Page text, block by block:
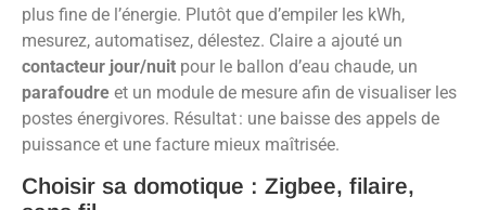
plus fine de l’énergie. Plutôt que d’empiler les kWh,
mesurez, automatisez, délestez. Claire a ajouté un
contacteur jour/nuit pour le ballon d’eau chaude, un
parafoudre et un module de mesure afin de visualiser les
postes énergivores. Résultat : une baisse des appels de
puissance et une facture mieux maîtrisée.
Choisir sa domotique : Zigbee, filaire,